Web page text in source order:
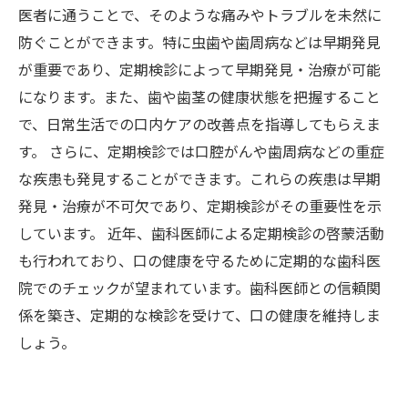
医者に通うことで、そのような痛みやトラブルを未然に
防ぐことができます。特に虫歯や歯周病などは早期発見
が重要であり、定期検診によって早期発見・治療が可能
になります。また、歯や歯茎の健康状態を把握すること
で、日常生活での口内ケアの改善点を指導してもらえま
す。 さらに、定期検診では口腔がんや歯周病などの重症
な疾患も発見することができます。これらの疾患は早期
発見・治療が不可欠であり、定期検診がその重要性を示
しています。 近年、歯科医師による定期検診の啓蒙活動
も行われており、口の健康を守るために定期的な歯科医
院でのチェックが望まれています。歯科医師との信頼関
係を築き、定期的な検診を受けて、口の健康を維持しま
しょう。